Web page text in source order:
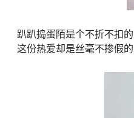
趴趴捣蛋陌是个不折不扣
这份热爱却是丝毫不掺假